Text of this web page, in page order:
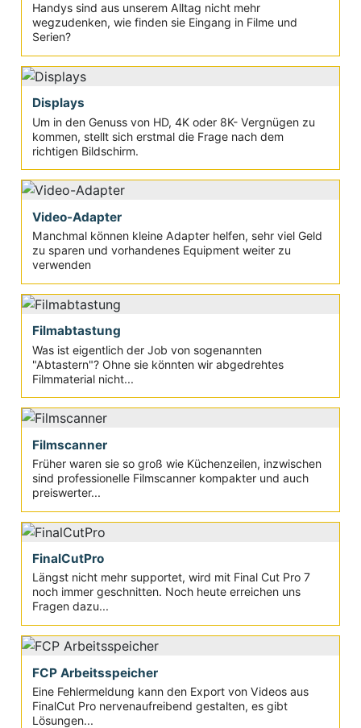
Handys sind aus unserem Alltag nicht mehr
wegzudenken, wie finden sie Eingang in Filme und
Serien?
Displays
Um in den Genuss von HD, 4K oder 8K- Vergnügen zu
kommen, stellt sich erstmal die Frage nach dem
richtigen Bildschirm.
Video-Adapter
Manchmal können kleine Adapter helfen, sehr viel Geld
zu sparen und vorhandenes Equipment weiter zu
verwenden
Filmabtastung
Was ist eigentlich der Job von sogenannten
"Abtastern"? Ohne sie könnten wir abgedrehtes
Filmmaterial nicht...
Filmscanner
Früher waren sie so groß wie Küchenzeilen, inzwischen
sind professionelle Filmscanner kompakter und auch
preiswerter...
FinalCutPro
Längst nicht mehr supportet, wird mit Final Cut Pro 7
noch immer geschnitten. Noch heute erreichen uns
Fragen dazu...
FCP Arbeitsspeicher
Eine Fehlermeldung kann den Export von Videos aus
FinalCut Pro nervenaufreibend gestalten, es gibt
Lösungen...